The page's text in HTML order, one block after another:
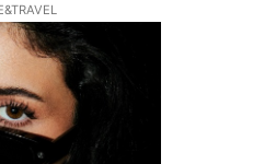
un an de la
colecție
a brandului,
fără